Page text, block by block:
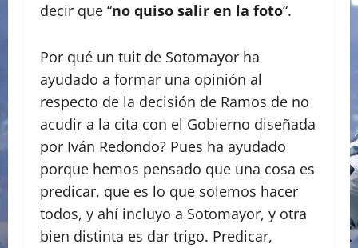
decir que “no quiso salir en la foto“.
Por qué un tuit de Sotomayor ha
ayudado a formar una opinión al
respecto de la decisión de Ramos de no
acudir a la cita con el Gobierno diseñada
por Iván Redondo? Pues ha ayudado
porque hemos pensado que una cosa es
predicar, que es lo que solemos hacer
todos, y ahí incluyo a Sotomayor, y otra
bien distinta es dar trigo. Predicar,